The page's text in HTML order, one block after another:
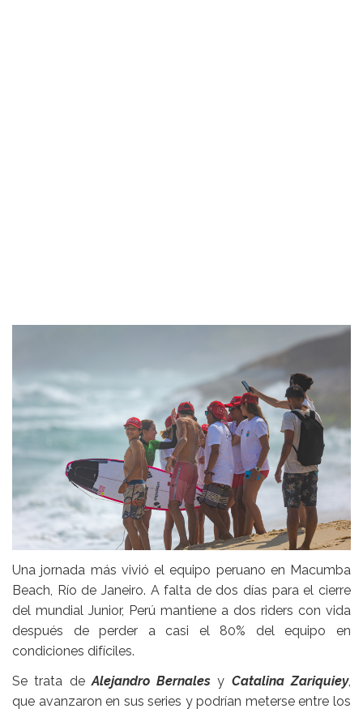
Una jornada más vivió el equipo peruano en Macumba
Beach, Río de Janeiro. A falta de dos días para el cierre
del mundial Junior, Perú mantiene a dos riders con vida
después de perder a casi el 80% del equipo en
condiciones difíciles.
Se trata deAlejandro Bernales y Catalina Zariquiey,
que avanzaron en sus series y podrían meterse entre los